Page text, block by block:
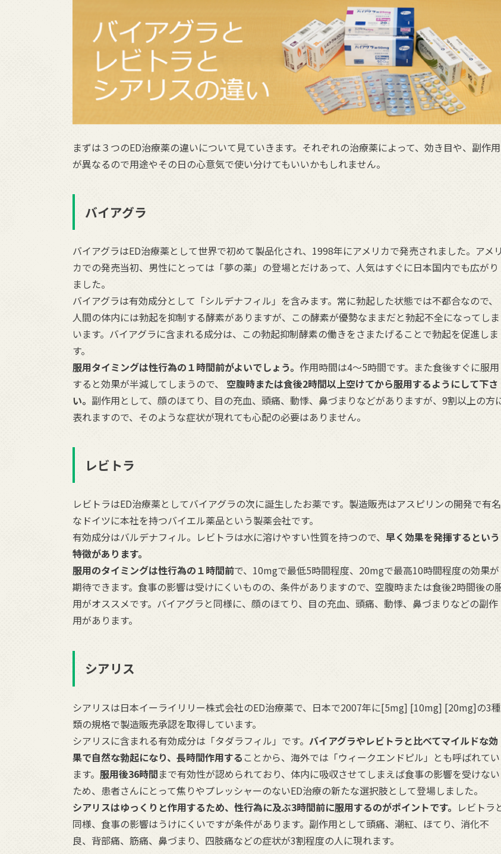
まずは３つのED治療薬の違いについて見ていきます。それぞれの治療薬によって、効き目や、副作用
が異なるので用途やその日の心意気で使い分けてもいいかもしれません。
バイアグラ
バイアグラはED治療薬として世界で初めて製品化され、1998年にアメリカで発売されました。アメリ
カでの発売当初、男性にとっては「夢の薬」の登場とだけあって、人気はすぐに日本国内でも広がり
ました。
バイアグラは有効成分として「シルデナフィル」を含みます。常に勃起した状態では不都合なので、
人間の体内には勃起を抑制する酵素がありますが、この酵素が優勢なままだと勃起不全になってしま
います。バイアグラに含まれる成分は、この勃起抑制酵素の働きをさまたげることで勃起を促進しま
す。
服用タイミングは性行為の１時間前がよいでしょう。 作用時間は4〜5時間です。また食後すぐに服用
すると効果が半減してしまうので、 空腹時または食後2時間以上空けてから服用するようにして下さ
い。 副作用として、顔のほてり、目の充血、頭痛、動悸、鼻づまりなどがありますが、9割以上の方
表れますので、そのような症状が現れても心配の必要はありません。
レビトラ
レビトラはED治療薬としてバイアグラの次に誕生したお薬です。製造販売はアスピリンの開発で有名
なドイツに本社を持つバイエル薬品という製薬会社です。
有効成分はバルデナフィル。レビトラは水に溶けやすい性質を持つので、 早く効果を発揮するという
特徴があります。
服用のタイミングは性行為の１時間前で、10mgで最低5時間程度、20mgで最高10時間程度の効果が
期待できます。食事の影響は受けにくいものの、条件がありますので、空腹時または食後2時間後の
用がオススメです。バイアグラと同様に、顔のほてり、目の充血、頭痛、動悸、鼻づまりなどの副作
用があります。
シアリス
シアリスは日本イーライリリー株式会社のED治療薬で、日本で2007年に[5mg] [10mg] [20mg]の3種
類の規格で製造販売承認を取得しています。
シアリスに含まれる有効成分は「タダラフィル」です。 バイアグラやレビトラと比べてマイルドな効
果で自然な勃起になり、長時間作用することから、海外では「ウィークエンドピル」とも呼ばれてい
ます。 服用後36時間まで有効性が認められており、体内に吸収させてしまえば食事の影響を受けない
ため、患者さんにとって焦りやプレッシャーのないED治療の新たな選択肢として登場しました。
シアリスはゆっくりと作用するため、性行為に及ぶ3時間前に服用するのがポイントです。 レビトラ
同様、食事の影響はうけにくいですが条件があります。副作用として頭痛、潮紅、ほてり、消化不
良、背部痛、筋痛、鼻づまり、四肢痛などの症状が3割程度の人に現れます。